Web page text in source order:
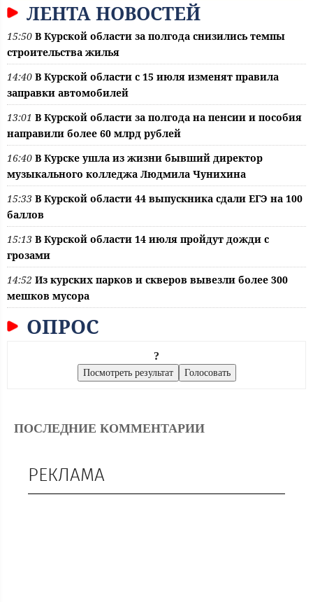
ЛЕНТА НОВОСТЕЙ
15:50 В Курской области за полгода снизились темпы
строительства жилья
14:40 В Курской области с 15 июля изменят правила
заправки автомобилей
13:01 В Курской области за полгода на пенсии и пособия
направили более 60 млрд рублей
16:40 В Курске ушла из жизни бывший директор
музыкального колледжа Людмила Чунихина
15:33 В Курской области 44 выпускника сдали ЕГЭ на 100
баллов
15:13 В Курской области 14 июля пройдут дожди с
грозами
14:52 Из курских парков и скверов вывезли более 300
мешков мусора
ОПРОС
?
ПОСЛЕДНИЕ КОММЕНТАРИИ
РЕКЛАМА